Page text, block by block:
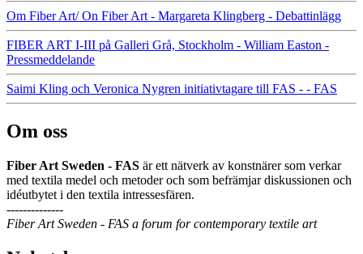
Om Fiber Art/ On Fiber Art - Margareta Klingberg - Debattinlägg
FIBER ART I-III på Galleri Grå, Stockholm - William Easton -
Pressmeddelande
Saimi Kling och Veronica Nygren initiativtagare till FAS - - FAS
Om oss
Fiber Art Sweden - FAS är ett nätverk av konstnärer som verkar
med textila medel och metoder och som befrämjar diskussionen och
idéutbytet i den textila intressesfären.
--------------
Fiber Art Sweden - FAS a forum for contemporary textile art